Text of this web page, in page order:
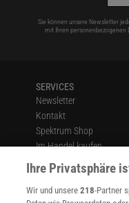
Sie können unsere Newsletter
mit Ihren personenbezogenen
SERVICES
Newsletter
Kontakt
Spektrum Shop
Im Handel kaufen
Presse
Verträge kündigen
Widerruf
Ihre Privatsphäre
Wir und unsere218-Partner